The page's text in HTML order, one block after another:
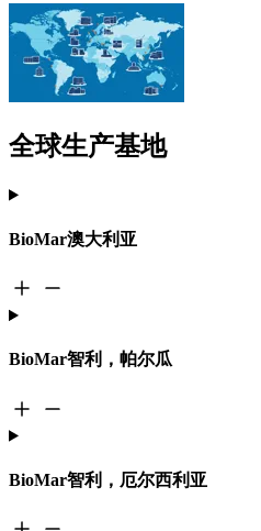
全球生产基地
BioMar澳大利亚
BioMar智利，帕尔瓜
BioMar智利，厄尔西利亚